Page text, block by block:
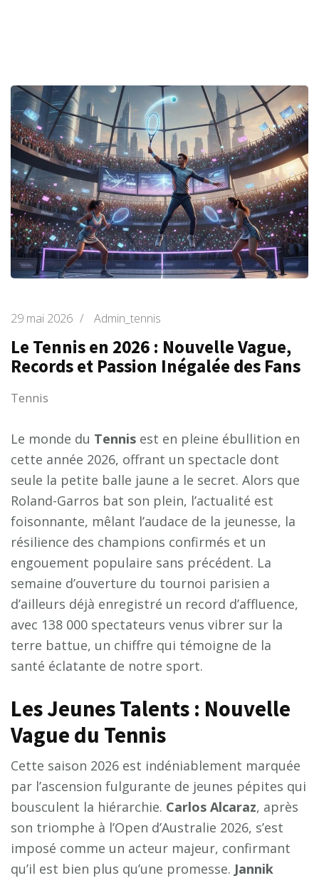
29 mai 2026 / Admin_tennis
Le Tennis en 2026 : Nouvelle Vague,
Records et Passion Inégalée des Fans
Tennis
Le monde du Tennis est en pleine ébullition en
cette année 2026, offrant un spectacle dont
seule la petite balle jaune a le secret. Alors que
Roland-Garros bat son plein, l’actualité est
foisonnante, mêlant l’audace de la jeunesse, la
résilience des champions confirmés et un
engouement populaire sans précédent. La
semaine d’ouverture du tournoi parisien a
d’ailleurs déjà enregistré un record d’affluence,
avec 138 000 spectateurs venus vibrer sur la
terre battue, un chiffre qui témoigne de la
santé éclatante de notre sport.
Les Jeunes Talents : Nouvelle
Vague du Tennis
Cette saison 2026 est indéniablement marquée
par l’ascension fulgurante de jeunes pépites qui
bousculent la hiérarchie. Carlos Alcaraz, après
son triomphe à l’Open d’Australie 2026, s’est
imposé comme un acteur majeur, confirmant
qu’il est bien plus qu’une promesse. Jannik